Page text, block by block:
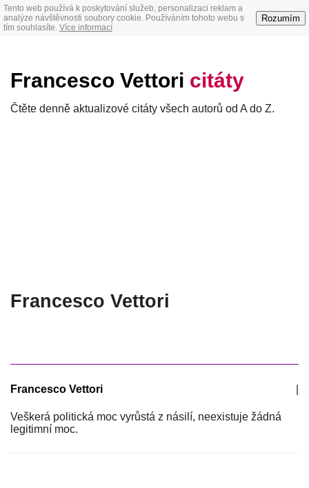
Tento web používá k poskytování služeb, personalizaci reklam a
analýze návštěvnosti soubory cookie. Používáním tohoto webu s
tím souhlasíte. Více informací
Rozumím
Francesco Vettori citáty
Čtěte denně aktualizové citáty všech autorů od A do Z.
Francesco Vettori
Francesco Vettori
Veškerá politická moc vyrůstá z násilí, neexistuje žádná
legitimní moc.